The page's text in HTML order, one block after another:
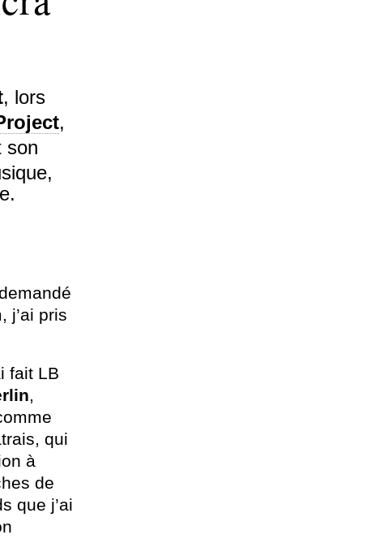
, lors
,
son
j’ai pris
fait LB
,
qui
à
de
que j’ai